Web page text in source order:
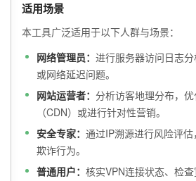
适用场景
本工具广泛适用于以下人群与场景：
网络管理员： 进行服务器访问日志
或网络延迟问题。
网站运营者： 分析访客地理分布，
（CDN）或进行针对性营销。
安全专家： 通过IP溯源进行风险评
欺诈行为。
普通用户： 核实VPN连接状态、检